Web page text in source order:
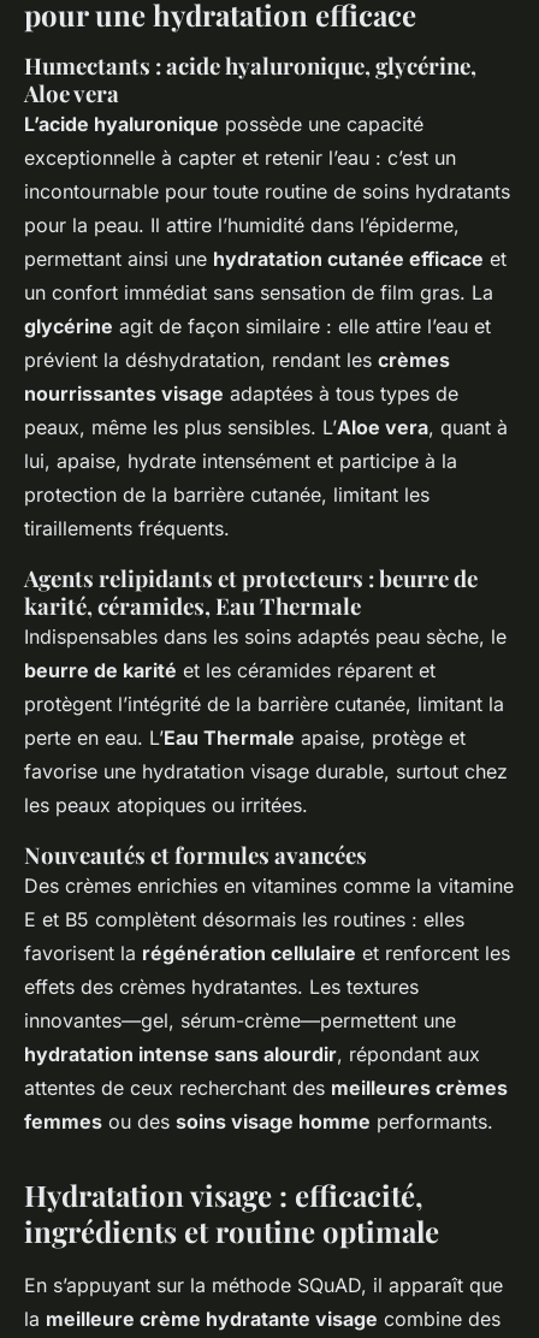
pour une hydratation efficace
Humectants : acide hyaluronique, glycérine,
Aloe vera
L’acide hyaluronique possède une capacité
exceptionnelle à capter et retenir l’eau : c’est un
incontournable pour toute routine de soins hydratants
pour la peau. Il attire l’humidité dans l’épiderme,
permettant ainsi une hydratation cutanée efficace et
un confort immédiat sans sensation de film gras. La
glycérine agit de façon similaire : elle attire l’eau et
prévient la déshydratation, rendant les crèmes
nourrissantes visage adaptées à tous types de
peaux, même les plus sensibles. L’Aloe vera, quant à
lui, apaise, hydrate intensément et participe à la
protection de la barrière cutanée, limitant les
tiraillements fréquents.
Agents relipidants et protecteurs : beurre de
karité, céramides, Eau Thermale
Indispensables dans les soins adaptés peau sèche, le
beurre de karité et les céramides réparent et
protègent l’intégrité de la barrière cutanée, limitant la
perte en eau. L’Eau Thermale apaise, protège et
favorise une hydratation visage durable, surtout chez
les peaux atopiques ou irritées.
Nouveautés et formules avancées
Des crèmes enrichies en vitamines comme la vitamine
E et B5 complètent désormais les routines : elles
favorisent la régénération cellulaire et renforcent les
effets des crèmes hydratantes. Les textures
innovantes—gel, sérum-crème—permettent une
hydratation intense sans alourdir, répondant aux
attentes de ceux recherchant des meilleures crèmes
femmes ou des soins visage homme performants.
Hydratation visage : efficacité,
ingrédients et routine optimale
En s’appuyant sur la méthode SQuAD, il apparaît que
la meilleure crème hydratante visage combine des